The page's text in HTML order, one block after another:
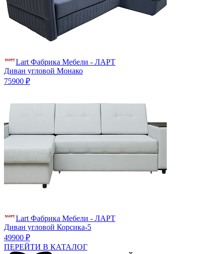
Lart Фабрика Мебели - ЛАРТ
Диван угловой Монако
75900 ₽
Lart Фабрика Мебели - ЛАРТ
Диван угловой Корсика-5
49900 ₽
ПЕРЕЙТИ В КАТАЛОГ